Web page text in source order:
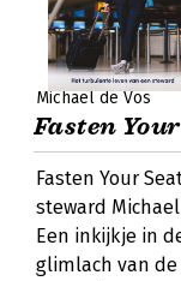
Michael de Vos
Fasten
Fasten Your
steward
Een inkijkje in
glimlach van